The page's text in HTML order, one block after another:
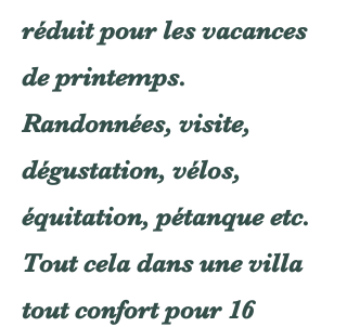
réduit pour les vacances
de printemps.
Randonnées, visite,
dégustation, vélos,
équitation, pétanque etc.
Tout cela dans une villa
tout confort pour 16